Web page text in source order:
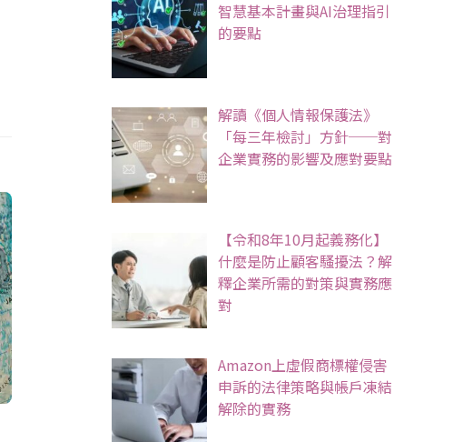
智慧基本計畫與AI治理指引
的要點
解讀《個人情報保護法》
「每三年檢討」方針──對
企業實務的影響及應對要點
【令和8年10月起義務化】
什麼是防止顧客騷擾法？解
釋企業所需的對策與實務應
對
Amazon上虛假商標權侵害
申訴的法律策略與帳戶凍結
解除的實務